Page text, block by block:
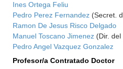
Ines Ortega Feliu
Pedro Perez Fernandez (Secret.
Ramon De Jesus Risco Delgado
Manuel Toscano Jimenez (Dir.
Pedro Angel Vazquez Gonzalez
Profesor/a Contratado Doctor